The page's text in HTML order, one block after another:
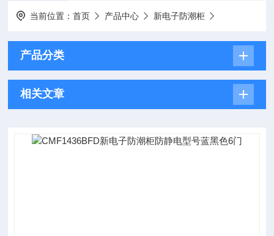
当前位置：首页 产品中心 新电子防潮柜
产品分类
相关文章